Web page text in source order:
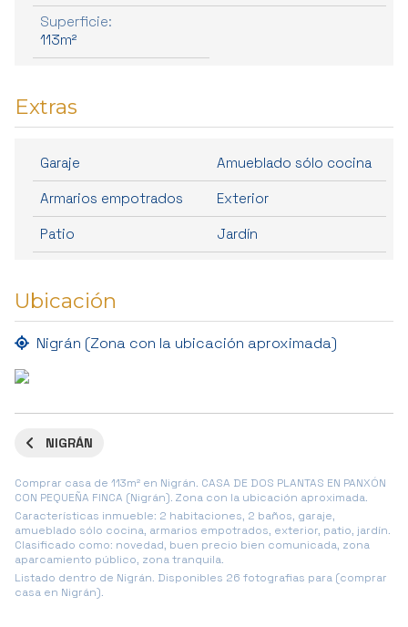
Superficie:
113m²
Extras
Garaje Amueblado sólo cocina
Armarios empotrados Exterior
Patio Jardín
Ubicación
Nigrán (Zona con la ubicación aproximada)
NIGRÁN
Comprar casa de 113m² en Nigrán. CASA DE DOS PLANTAS EN PANXÓN
CON PEQUEÑA FINCA (Nigrán). Zona con la ubicación aproximada.
Características inmueble: 2 habitaciones, 2 baños, garaje,
amueblado sólo cocina, armarios empotrados, exterior, patio, jardín.
Clasificado como: novedad, buen precio bien comunicada, zona
aparcamiento público, zona tranquila.
Listado dentro de Nigrán. Disponibles 26 fotografias para (comprar
casa en Nigrán).